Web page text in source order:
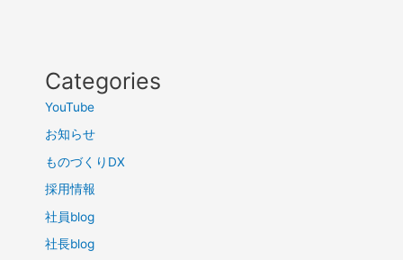
Categories
YouTube
お知らせ
ものづくりDX
採用情報
社員blog
社長blog